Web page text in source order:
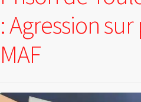
: Agression
MAF